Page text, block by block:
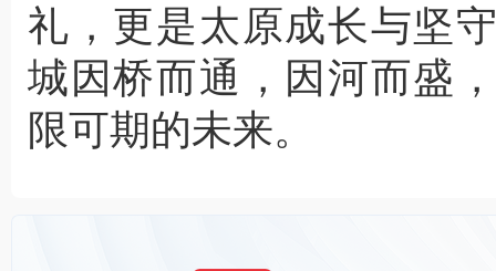
礼，更是太原成长与坚
城因桥而通，因河而盛
限可期的未来。